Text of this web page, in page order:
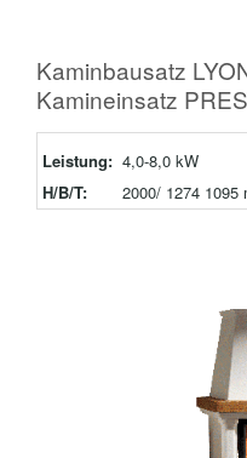
Kaminbausatz
Kamineinsatz
Leistung: 4,0-8,0 kW
H/B/T:
2000/ 1274 1095